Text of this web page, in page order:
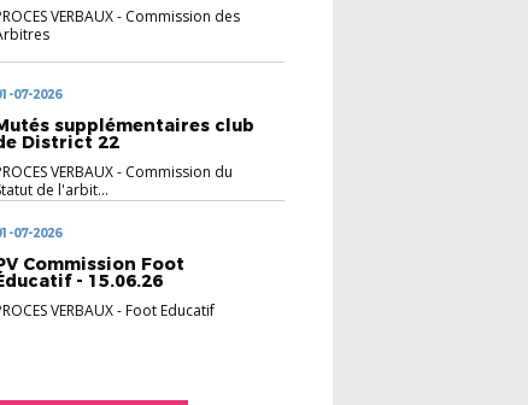
VERBAUX- Commission des
07-2026
supplémentaires club
District 22
VERBAUX- Commission du
de l'arbit...
07-2026
Commission Foot
- 15.06.26
VERBAUX- Foot Educatif